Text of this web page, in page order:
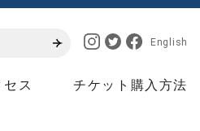
セス チケット購入方法
English